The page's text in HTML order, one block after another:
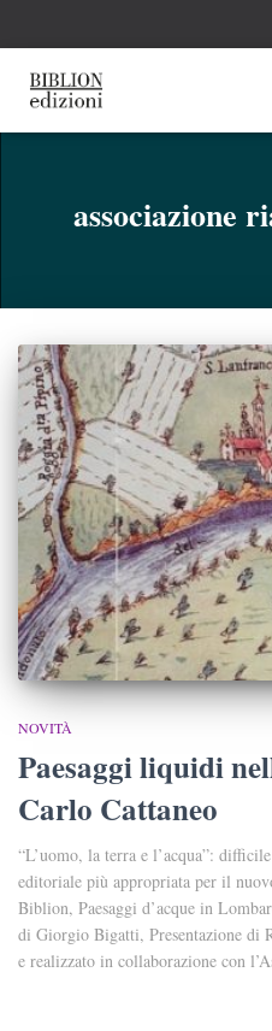
associazione
NOVITÀ
Paesaggi liquidi
Carlo Cattaneo
“L’uomo, la terra e l’acqua”:
editoriale più appropriata per il
Biblion, Paesaggi d’acque in
di Giorgio Bigatti, Presentazione di
e realizzato in collaborazione con